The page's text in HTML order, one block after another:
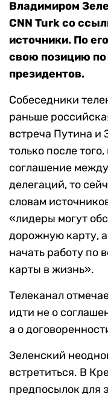
Владимиром
CNN Turk со
источники. По
свою позицию по
президентов.
Собеседники
раньше
встреча Путина и
только после
соглашение
делегаций, то
словам
«лидеры могут
дорожную карту,
начать работу по
карты в жизнь».
Телеканал
идти не о
а о
Зеленский
встретиться. В
предпосылок для